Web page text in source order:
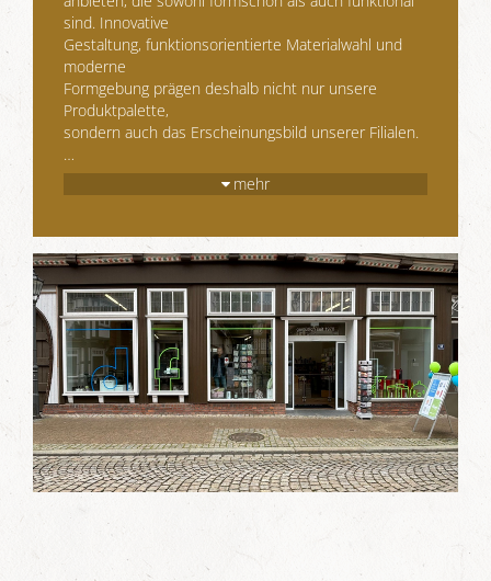
sind. Innovative
Gestaltung, funktionsorientierte Materialwahl und
moderne
Formgebung prägen deshalb nicht nur unsere
Produktpalette,
sondern auch das Erscheinungsbild unserer Filialen.
…
mehr